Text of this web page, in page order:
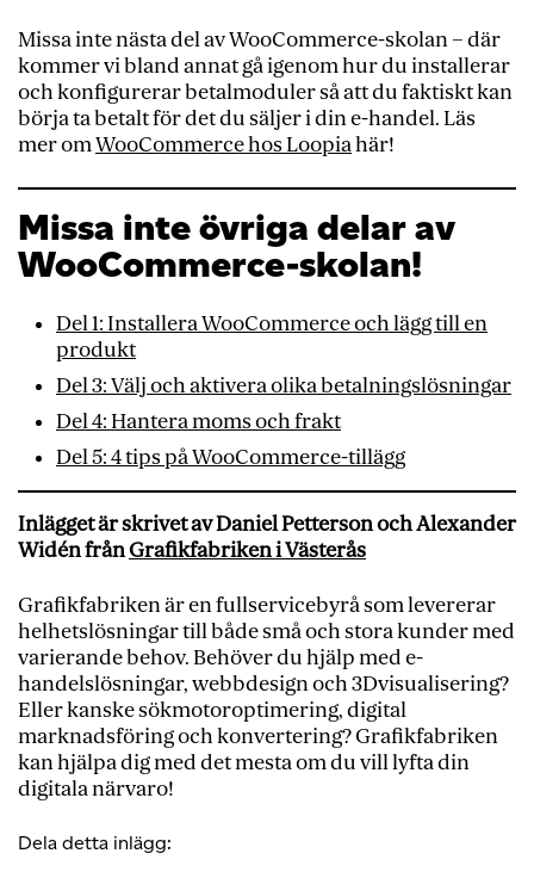
Missa inte nästa del av WooCommerce-skolan – där
kommer vi bland annat gå igenom hur du installerar
och konfigurerar betalmoduler så att du faktiskt kan
börja ta betalt för det du säljer i din e-handel. Läs
mer omWooCommerce hos Loopiahär!
Missa inte övriga delar av
WooCommerce-skolan!
Del 1: Installera WooCommerce och lägg till en
produkt
Del 3: Välj och aktivera olika betalningslösningar
Del 4: Hantera moms och frakt
Del 5: 4 tips på WooCommerce-tillägg
Inlägget är skrivet av Daniel Petterson och Alexander
Widén frånGrafikfabriken i Västerås
Grafikfabriken är en fullservicebyrå som levererar
helhetslösningar till både små och stora kunder med
varierande behov. Behöver du hjälp med e-
handelslösningar, webbdesign och 3Dvisualisering?
Eller kanske sökmotoroptimering, digital
marknadsföring och konvertering? Grafikfabriken
kan hjälpa dig med det mesta om du vill lyfta din
digitala närvaro!
Dela detta inlägg: